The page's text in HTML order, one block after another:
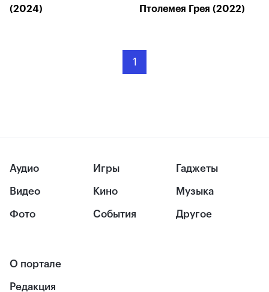
(2024)
Птолемея Грея (2022)
1
Аудио
Видео
Фото
Игры
Кино
События
Гаджеты
Музыка
Другое
О портале
Редакция